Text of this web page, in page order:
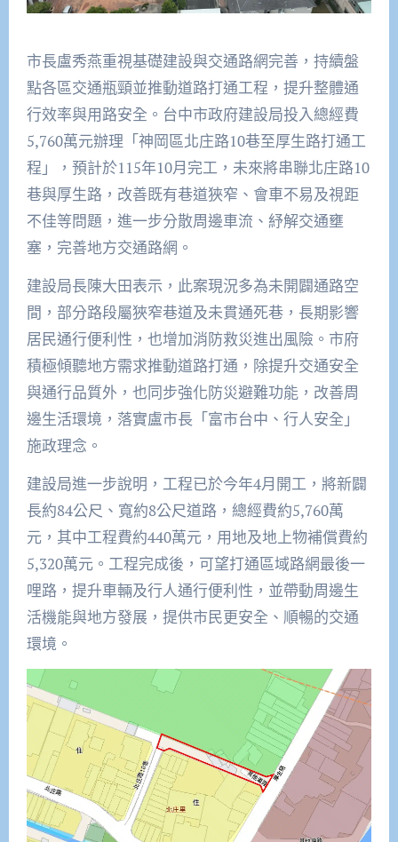
市長盧秀燕重視基礎建設與交通路網完善，持續盤
點各區交通瓶頸並推動道路打通工程，提升整體通
行效率與用路安全。台中市政府建設局投入總經費
5,760萬元辦理「神岡區北庄路10巷至厚生路打通工
程」，預計於115年10月完工，未來將串聯北庄路10
巷與厚生路，改善既有巷道狹窄、會車不易及視距
不佳等問題，進一步分散周邊車流、紓解交通壅
塞，完善地方交通路網。
建設局長陳大田表示，此案現況多為未開闢通路空
間，部分路段屬狹窄巷道及未貫通死巷，長期影響
居民通行便利性，也增加消防救災進出風險。市府
積極傾聽地方需求推動道路打通，除提升交通安全
與通行品質外，也同步強化防災避難功能，改善周
邊生活環境，落實盧市長「富市台中、行人安全」
施政理念。
建設局進一步說明，工程已於今年4月開工，將新闢
長約84公尺、寬約8公尺道路，總經費約5,760萬
元，其中工程費約440萬元，用地及地上物補償費約
5,320萬元。工程完成後，可望打通區域路網最後一
哩路，提升車輛及行人通行便利性，並帶動周邊生
活機能與地方發展，提供市民更安全、順暢的交通
環境。